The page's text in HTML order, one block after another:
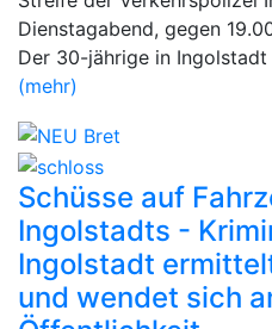
Dienstagabend, gegen
Der 30-jährige in
(mehr)
Schüsse auf
Ingolstadts -
Ingolstadt
und wendet sich